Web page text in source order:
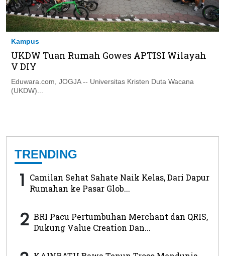
EduDana
Kampus
UKDW Tuan Rumah Gowes APTISI Wilayah
V DIY
Eduwara.com, JOGJA -- Universitas Kristen Duta Wacana
(UKDW)...
TRENDING
1 Camilan Sehat Sahate Naik Kelas, Dari Dapur
Rumahan ke Pasar Glob...
2 BRI Pacu Pertumbuhan Merchant dan QRIS,
Dukung Value Creation Dan...